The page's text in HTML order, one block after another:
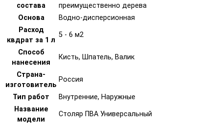
состава
преимущественно дерева
Основа
Водно-дисперсионная
Расход
квдрат за 1 л
5 - 6 м2
Способ
нанесения
Кисть, Шпатель, Валик
Страна-
изготовитель
Россия
Тип работ
Внутренние, Наружные
Название
модели
Столяр ПВА Универсальный